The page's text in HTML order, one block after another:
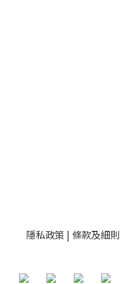
隱私政策 | 條款及細則